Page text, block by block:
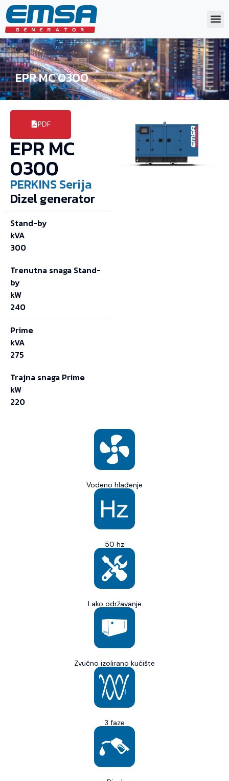
EPR MC 0300
PDF
EPR MC
0300
PERKINSSerija
Dizel generator
Stand-by
kVA
300
Trenutna snaga Stand-
by
kW
240
Prime
kVA
275
Trajna snaga Prime
kW
220
Vodeno hlađenje
50 hz
Lako održavanje
Zvučno izolirano kućište
3 faze